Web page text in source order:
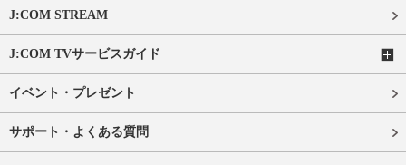
J:COM STREAM
J:COM TVサービスガイド
イベント・プレゼント
サポート・よくある質問